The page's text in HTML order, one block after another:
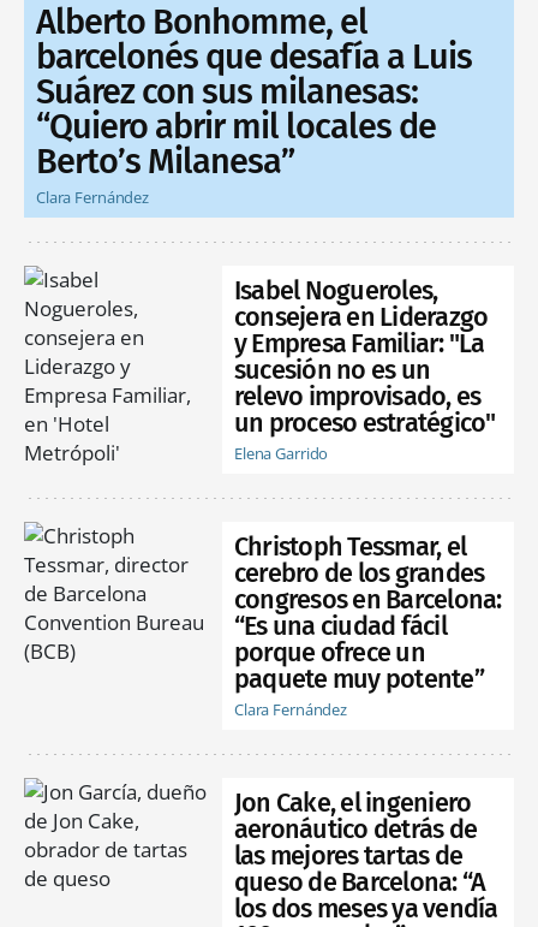
Alberto Bonhomme, el
barcelonés que desafía a Luis
Suárez con sus milanesas:
“Quiero abrir mil locales de
Berto’s Milanesa”
Clara Fernández
Isabel Nogueroles,
consejera en Liderazgo
y Empresa Familiar: "La
sucesión no es un
relevo improvisado, es
un proceso estratégico"
Elena Garrido
Christoph Tessmar, el
cerebro de los grandes
congresos en Barcelona:
“Es una ciudad fácil
porque ofrece un
paquete muy potente”
Clara Fernández
Jon Cake, el ingeniero
aeronáutico detrás de
las mejores tartas de
queso de Barcelona: “A
los dos meses ya vendía